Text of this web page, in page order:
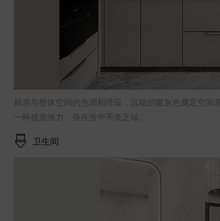
厨房与整体空间的色调相呼应，沉稳的暖灰色奠定空
一种视觉张力。身在当中不觉乏味。
卫生间